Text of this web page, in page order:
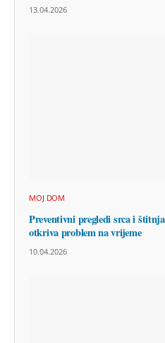
13.04.2026
MOJ DOM
Preventivni pregledi srca i
otkriva problem na vrijeme
10.04.2026